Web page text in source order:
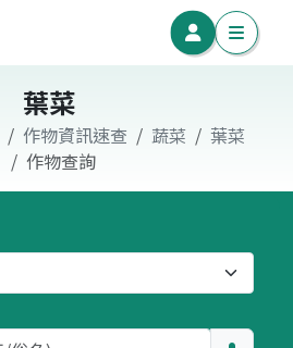
葉菜
作物資訊速查 蔬菜
葉菜
作物查詢